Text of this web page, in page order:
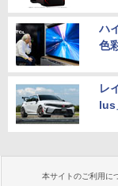
ハ
色
レ
lus
本サイトのご利用に